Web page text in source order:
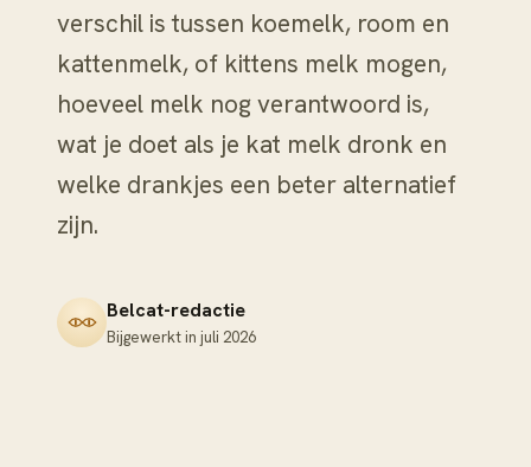
verschil is tussen koemelk, room en
kattenmelk, of kittens melk mogen,
hoeveel melk nog verantwoord is,
wat je doet als je kat melk dronk en
welke drankjes een beter alternatief
zijn.
Belcat-redactie
Bijgewerkt in juli 2026